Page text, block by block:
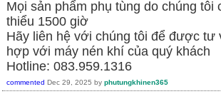
Mọi sản phẩm phụ tùng do chúng
thiểu 1500 giờ
Hãy liên hệ với chúng tôi để được tư
hợp với máy nén khí của quý khách
Hotline: 083.959.1316
commented Dec 29, 2025 by phutungkhinen365